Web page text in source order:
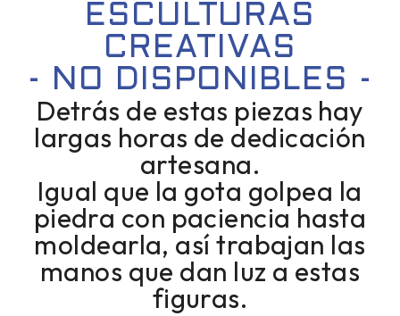
ESCULTURAS
CREATIVAS
- NO DISPONIBLES -
Detrás de estas piezas hay
largas horas de dedicación
artesana.
Igual que la gota golpea la
piedra con paciencia hasta
moldearla, así trabajan las
manos que dan luz a estas
figuras.